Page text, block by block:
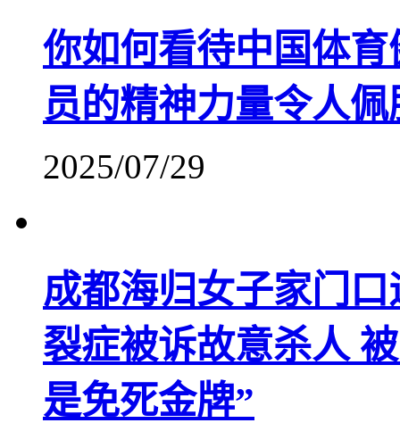
你如何看待中国体
员的精神力量令人佩
2025/07/29
成都海归女子家门
裂症被诉故意杀人
是免死金牌”